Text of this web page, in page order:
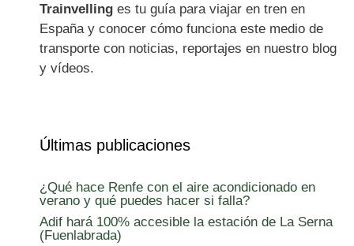
Trainvelling es tu guía para viajar en tren en
España y conocer cómo funciona este medio de
transporte con noticias, reportajes en nuestro blog
y vídeos.
Últimas publicaciones
¿Qué hace Renfe con el aire acondicionado en
verano y qué puedes hacer si falla?
Adif hará 100% accesible la estación de La Serna
(Fuenlabrada)